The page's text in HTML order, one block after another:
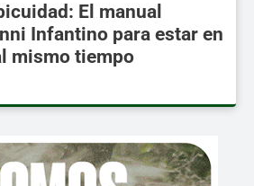
El manual
Infantino para estar en
mismo tiempo